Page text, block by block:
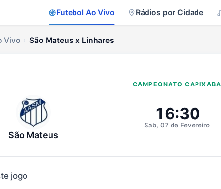
Futebol Ao Vivo Rádios por Cidade
Vivo São Mateus x Linhares
CAMPEONATO CAPIXABA
x Linhares Ao Vivo
São Mateus
16:30
Sab, 07 de Fevereiro
jogo